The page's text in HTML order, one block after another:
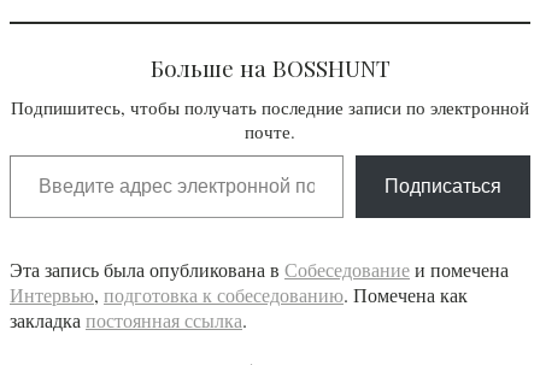
Больше на BOSSHUNT
Подпишитесь, чтобы получать последние записи по электронной
почте.
Введите адрес электронной почты…
Подписаться
Эта запись была опубликована в Собеседованиеи помечена
Интервью, подготовка к собеседованию. Помечена как
закладка постоянная ссылка.